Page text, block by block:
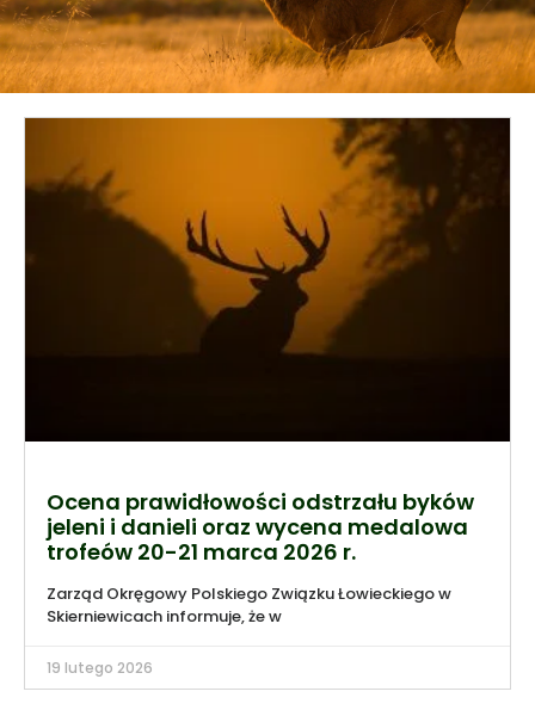
Ocena prawidłowości odstrzału byków
jeleni i danieli oraz wycena medalowa
trofeów 20-21 marca 2026 r.
Zarząd Okręgowy Polskiego Związku Łowieckiego w
Skierniewicach informuje, że w
19 lutego 2026